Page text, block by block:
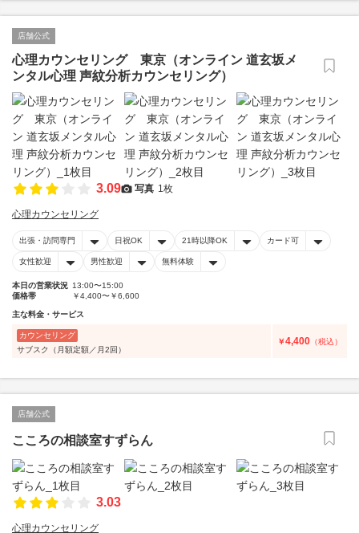
店舗公式
心理カウンセリング 東京（オンライン 道玄坂メ
ンタル心理 声紋分析カウンセリング）
3.09 写真 1枚
心理カウンセリング
出張・訪問専門 日祝OK 21時以降OK カード可
女性歓迎 男性歓迎 無料体験
本日の営業状況 13:00〜15:00
価格帯
￥4,400〜￥6,600
主な料金・サービス
カウンセリング
サブスク（月額定額／月2回）
￥4,400 （税込）
店舗公式
こころの相談室すずらん
3.03
心理カウンセリング